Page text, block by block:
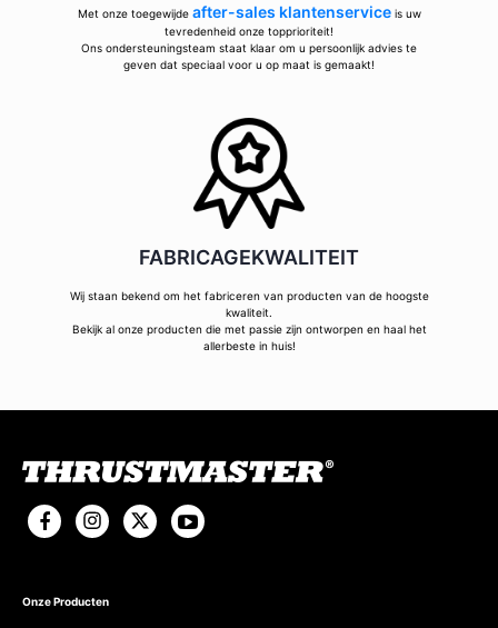
Met onze toegewijde after-sales klantenserviceis uw
tevredenheid onze topprioriteit!
Ons ondersteuningsteam staat klaar om u persoonlijk advies te
geven dat speciaal voor u op maat is gemaakt!
FABRICAGEKWALITEIT
Wij staan bekend om het fabriceren van producten van de hoogste
kwaliteit.
Bekijk al onze producten die met passie zijn ontworpen en haal het
allerbeste in huis!
Onze Producten